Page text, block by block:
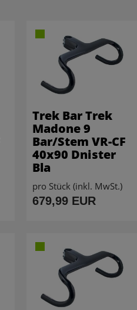
Trek Bar Trek
Madone 9
Bar/Stem VR-CF
40x90 Dnister
Bla
pro Stück (inkl. MwSt.)
679,99 EUR